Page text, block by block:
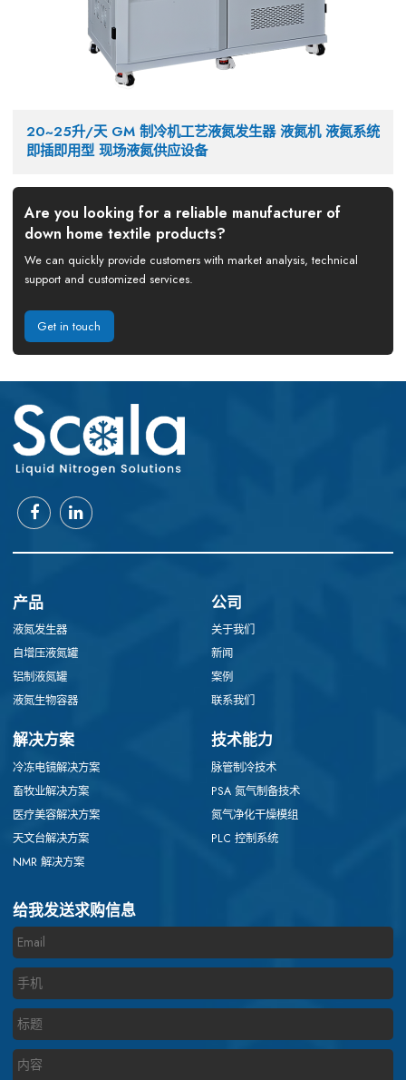
20~25升/天 GM 制冷机工艺液氮发生器 液氮机 液氮系统
即插即用型 现场液氮供应设备
Are you looking for a reliable manufacturer of
down home textile products?
We can quickly provide customers with market analysis, technical
support and customized services.
Get in touch
产品
液氮发生器
自增压液氮罐
铝制液氮罐
液氮生物容器
公司
关于我们
新闻
案例
联系我们
解决方案
冷冻电镜解决方案
畜牧业解决方案
医疗美容解决方案
天文台解决方案
NMR 解决方案
技术能力
脉管制冷技术
PSA 氮气制备技术
氮气净化干燥模组
PLC 控制系统
给我发送求购信息